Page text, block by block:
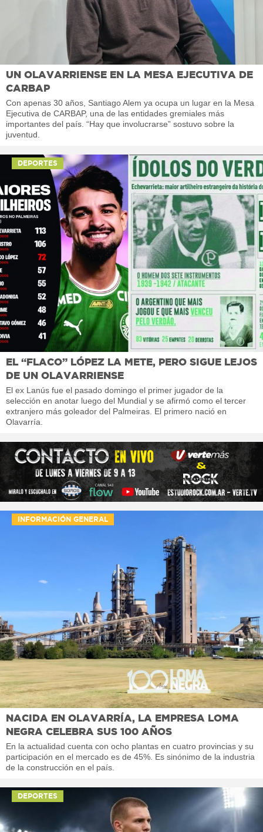
UN OLAVARRIENSE EN LA MESA EJECUTIVA DE
CARBAP
Con apenas 30 años, Santiago Alem ya ocupa un lugar en la Mesa
Ejecutiva de CARBAP, una de las entidades gremiales más
importantes del país. “Hay que involucrarse” sostuvo sobre la
juventud.
DEPORTES
EL “FLACO” LÓPEZ LA METE, PERO SIGUE LEJOS
DE UN OLAVARRIENSE
El ex Lanús fue el pasado domingo el primer jugador de la
selección en anotar luego del Mundial y se afirmó como el tercer
extranjero más goleador del Palmeiras. El primero nació en
Olavarría.
INFORMACIÓN GENERAL
NACIDA EN OLAVARRÍA, LA EMPRESA LOMA
NEGRA CELEBRA SUS 100 AÑOS
En la actualidad cuenta con ocho plantas en cuatro provincias y su
participación en el mercado es de 45%. Es sinónimo de la industria
de la construcción en el país.
DEPORTES